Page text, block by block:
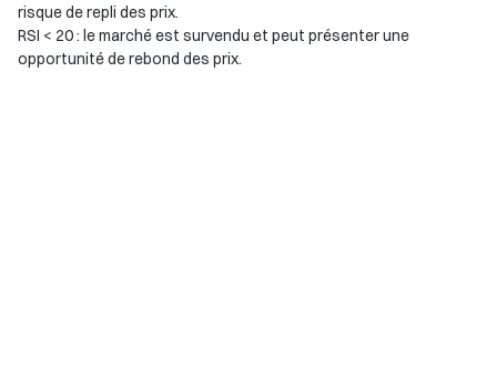
risque de repli des prix.
RSI < 20 : le marché est survendu et peut présenter une
opportunité de rebond des prix.